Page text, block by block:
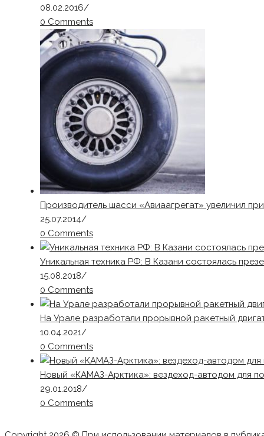
08.02.2016/
0 Comments
Производитель шасси «Авиаагрегат» увеличил
25.07.2014/
0 Comments
Уникальная техника РФ: В Казани состоялась
15.08.2018/
0 Comments
На Урале разработали прорывной ракетный
10.04.2021/
0 Comments
Новый «КАМАЗ-Арктика»: вездеход-автодом для
29.01.2018/
0 Comments